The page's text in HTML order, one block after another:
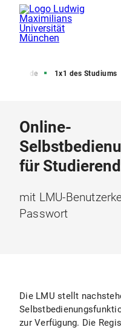
1x1 des Studiums
Online-
für
mit LMU-
Passwort
Die LMU stellt
zur Verfügung. Die